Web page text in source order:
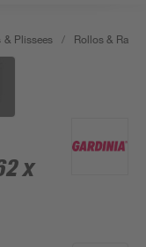
& Plissees / Rollos &
x